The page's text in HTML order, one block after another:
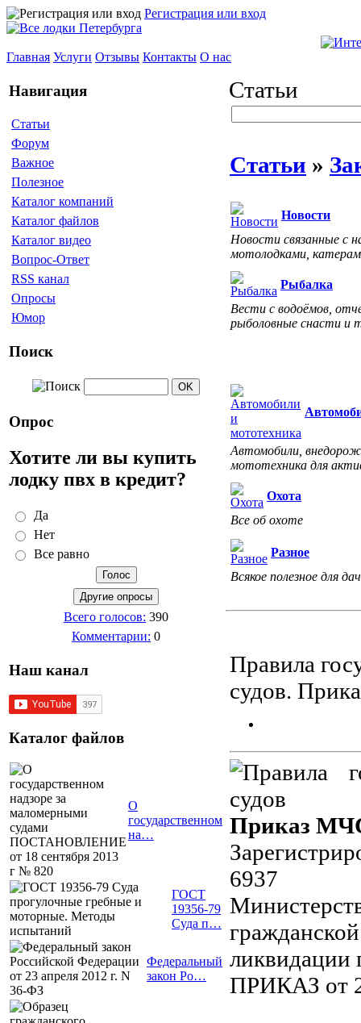
Регистрация или вход
Главная Услуги Отзывы Контакты О нас
Навигация
Статьи
Форум
Важное
Полезное
Каталог компаний
Каталог файлов
Каталог видео
Вопрос-Ответ
RSS канал
Опросы
Юмор
Поиск
Опрос
Хотите ли вы купить
лодку пвх в кредит?
Да
Нет
Все равно
Всего голосов: 390
Комментарии: 0
Наш канал
Каталог файлов
О
государственном
на…
ГОСТ
19356-79
Суда п…
Федеральный
закон Ро…
Статьи
Статьи »
Новости
Новости связанные с
мотолодками,
Рыбалка
Вести с водоёмов,
рыболовные снасти и
Автомобили,
мототехника для
Охота
Все об охоте
Разное
Всякое полезное для
Правила
судов.
Приказ
6937
ликвидации
ПРИКАЗ от